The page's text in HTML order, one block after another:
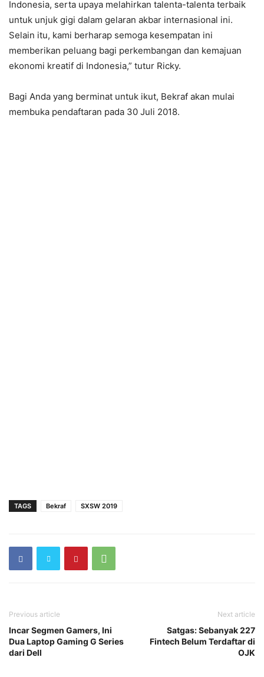
Indonesia, serta upaya melahirkan talenta-talenta terbaik
untuk unjuk gigi dalam gelaran akbar internasional ini.
Selain itu, kami berharap semoga kesempatan ini
memberikan peluang bagi perkembangan dan kemajuan
ekonomi kreatif di Indonesia,” tutur Ricky.
Bagi Anda yang berminat untuk ikut, Bekraf akan mulai
membuka pendaftaran pada 30 Juli 2018.
TAGS Bekraf SXSW 2019
Previous article
Incar Segmen Gamers, Ini
Dua Laptop Gaming G Series
dari Dell
Next article
Satgas: Sebanyak 227
Fintech Belum Terdaftar di
OJK